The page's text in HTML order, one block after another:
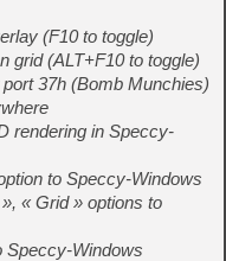
(F10 to toggle)
grid (ALT+F10 to toggle)
37h (Bomb Munchies)
rendering in Speccy-
to Speccy-Windows
« Grid » options to
Speccy-Windows